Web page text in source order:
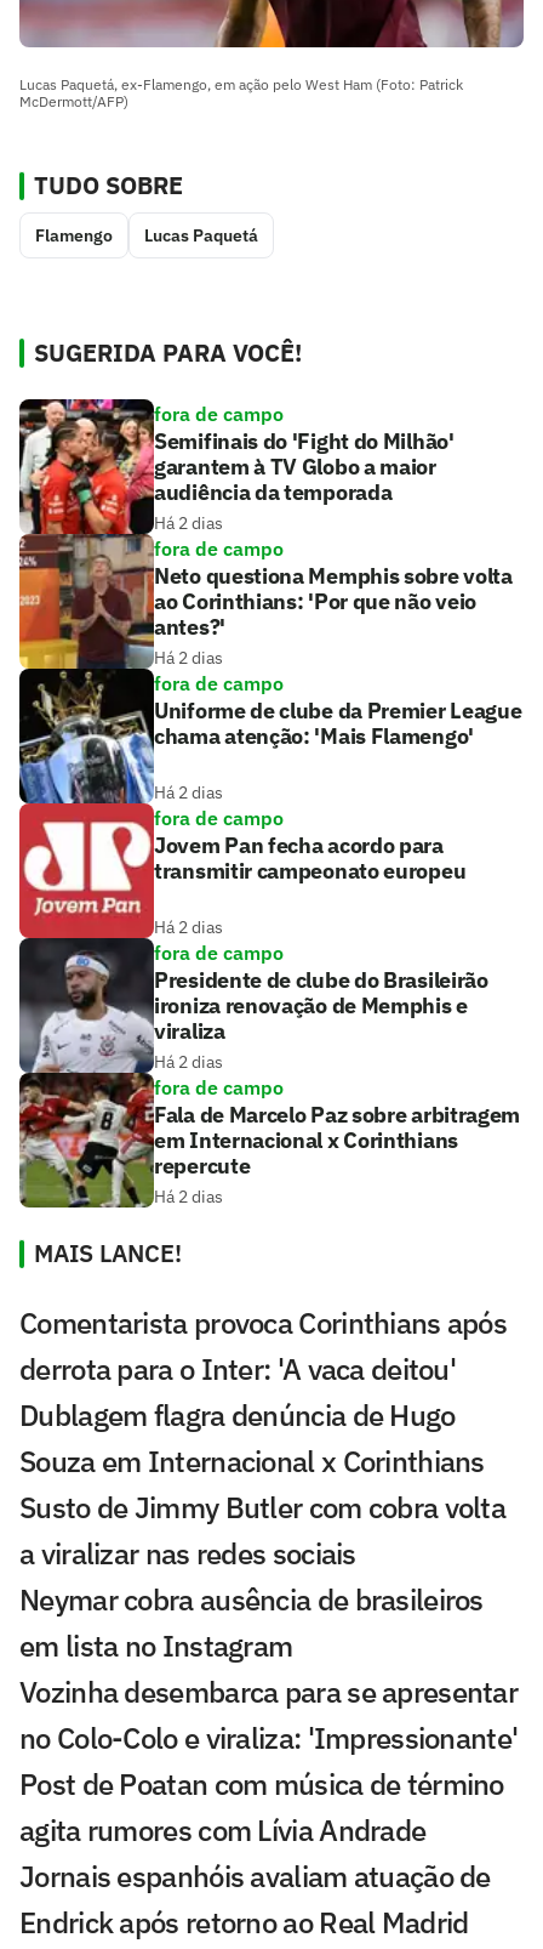
Lucas Paquetá, ex-Flamengo, em ação pelo West Ham (Foto: Patrick
McDermott/AFP)
TUDO SOBRE
Flamengo Lucas Paquetá
SUGERIDA PARA VOCÊ!
fora de campo
Semifinais do 'Fight do Milhão'
garantem à TV Globo a maior
audiência da temporada
Há 2 dias
fora de campo
Neto questiona Memphis sobre volta
ao Corinthians: 'Por que não veio
antes?'
Há 2 dias
fora de campo
Uniforme de clube da Premier League
chama atenção: 'Mais Flamengo'
Há 2 dias
fora de campo
Jovem Pan fecha acordo para
transmitir campeonato europeu
Há 2 dias
fora de campo
Presidente de clube do Brasileirão
ironiza renovação de Memphis e
viraliza
Há 2 dias
fora de campo
Fala de Marcelo Paz sobre arbitragem
em Internacional x Corinthians
repercute
Há 2 dias
MAIS LANCE!
Comentarista provoca Corinthians após
derrota para o Inter: 'A vaca deitou'
Dublagem flagra denúncia de Hugo
Souza em Internacional x Corinthians
Susto de Jimmy Butler com cobra volta
a viralizar nas redes sociais
Neymar cobra ausência de brasileiros
em lista no Instagram
Vozinha desembarca para se apresentar
no Colo-Colo e viraliza: 'Impressionante'
Post de Poatan com música de término
agita rumores com Lívia Andrade
Jornais espanhóis avaliam atuação de
Endrick após retorno ao Real Madrid